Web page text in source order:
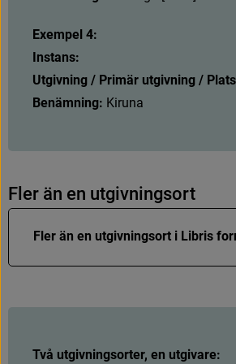
Exempel 4:
Instans:
Utgivning / Primär utgivning /
Benämning: Kiruna
F er än en utgivningsort
Fler än en utgivningsort i Libris
Instans:
Två utgivningsorter, en utgivare: